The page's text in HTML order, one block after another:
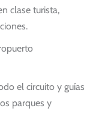
clase turista,
el circuito y guías
parques y